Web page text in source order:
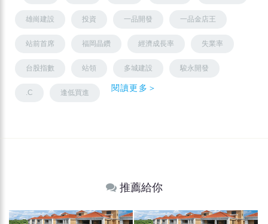
雄崗建設 投資 一品開發 一品金店王
站前首席 福岡晶鑽 經濟成長率 失業率
台股指數 站領 多城建設 駿永開發
.C 逢低買進 閱讀更多＞
推薦給你